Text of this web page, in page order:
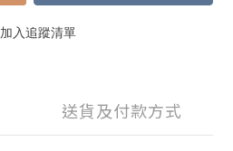
加入追蹤清單
送貨及付款方式